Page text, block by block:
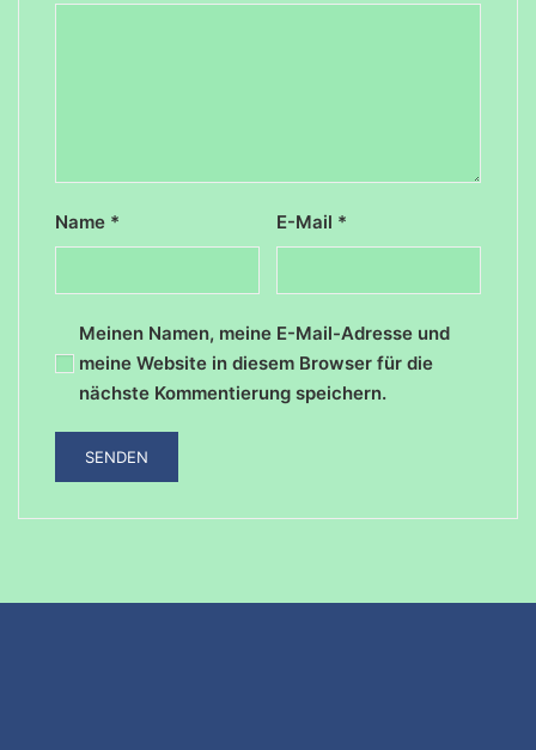
Name * E-Mail *
Meinen Namen, meine E-Mail-Adresse und
meine Website in diesem Browser für die
nächste Kommentierung speichern.